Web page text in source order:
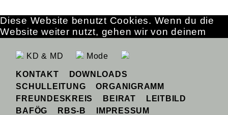
KD & MD Mode
KONTAKT
DOWNLOADS
SCHULLEITUNG
ORGANIGRAMM
FREUNDESKREIS
BEIRAT
LEITBILD
BAFÖG
RBS-B IMPRESSUM
Diese Website benutzt Cookies. Wenn du die
Website weiter nutzt, gehen wir von deinem